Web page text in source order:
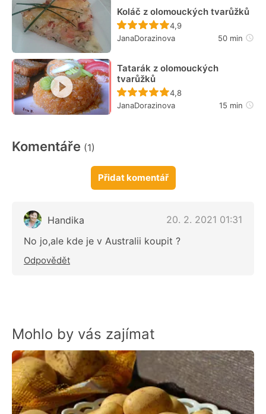
Koláč z olomouckých tvarůžků
Recept ještě nebyl
4,9
JanaDorazinova
50 min
Tatarák z olomouckých
tvarůžků
Recept ještě nebyl
4,8
JanaDorazinova
15 min
Komentáře (1)
Přidat komentář
Handika
20. 2. 2021 01:31
No jo,ale kde je v Australii koupit ?
Odpovědět
Mohlo by vás zajímat